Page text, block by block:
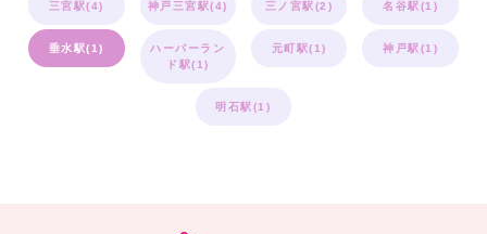
三宮駅(4) 神戸三宮駅(4) 三ノ宮駅(2) 名谷駅(1)
垂水駅(1)
ハーバーラン
ド駅(1)
元町駅(1) 神戸駅(1)
明石駅(1)